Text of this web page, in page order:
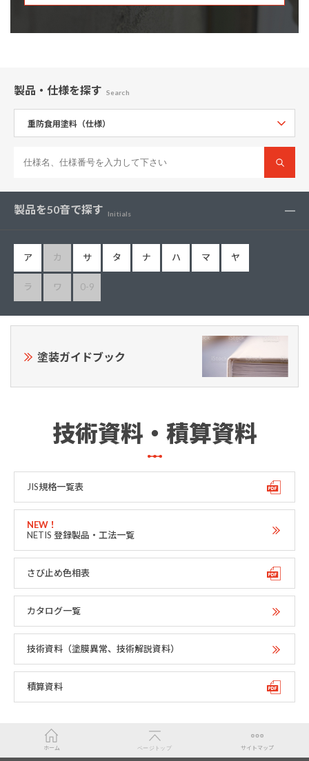
製品・仕様を探す Search
製品を50音で探す Initials
ア カ サ タ ナ ハ マ ヤ
ラ ワ 0-9
塗装ガイドブック
技術資料・積算資料
JIS規格一覧表
NETIS 登録製品・工法一覧
さび止め色相表
カタログ一覧
技術資料（塗膜異常、技術解説資料）
積算資料
ホーム ページトップ サイトマップ